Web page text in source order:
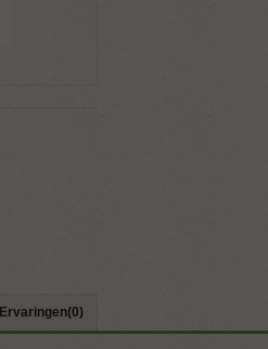
Ervaringen(0)